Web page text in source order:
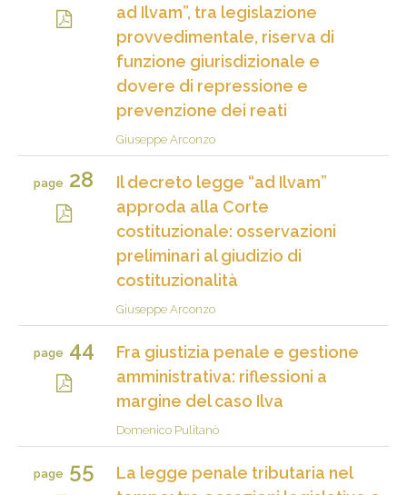
ad Ilvam”, tra legislazione
provvedimentale, riserva di
funzione giurisdizionale e
dovere di repressione e
prevenzione dei reati
Giuseppe Arconzo
page 28
Il decreto legge “ad Ilvam”
approda alla Corte
costituzionale: osservazioni
preliminari al giudizio di
costituzionalità
Giuseppe Arconzo
page 44
Fra giustizia penale e gestione
amministrativa: riflessioni a
margine del caso Ilva
Domenico Pulitanò
page 55
La legge penale tributaria nel